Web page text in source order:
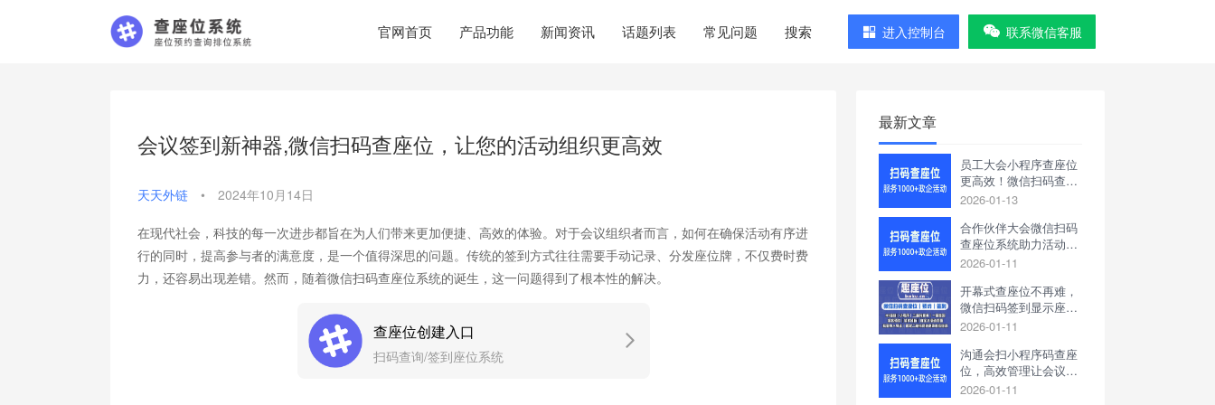
官网首页 产品功能 新闻资讯 话题列表 常见问题 搜索 进入控制台 联系微信客服
会议签到新神器,微信扫码查座位，让您的活动组织更高效
天天外链 • 2024年10月14日
在现代社会，科技的每一次进步都旨在为人们带来更加便捷、高效的体验。对于会议组织者而言，如何在确保活动有序进
行的同时，提高参与者的满意度，是一个值得深思的问题。传统的签到方式往往需要手动记录、分发座位牌，不仅费时费
力，还容易出现差错。然而，随着微信扫码查座位系统的诞生，这一问题得到了根本性的解决。
查座位创建入口
扫码查询/签到座位系统
最新文章
员工大会小程序查座位
更高效！微信扫码查座
位系统助你轻松管理
2026-01-13
合作伙伴大会微信扫码
查座位系统助力活动座
位管理
2026-01-11
开幕式查座位不再难，
微信扫码签到显示座位
系统让流程更高效
2026-01-11
沟通会扫小程序码查座
位，高效管理让会议更
轻松
2026-01-11